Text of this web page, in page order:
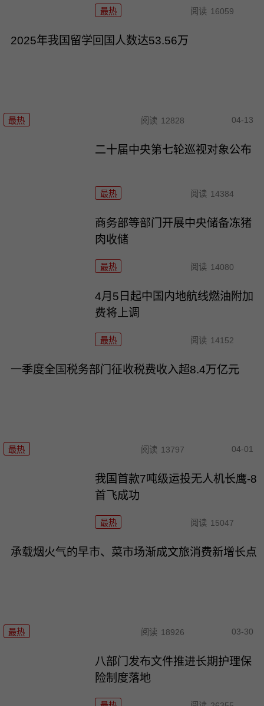
最热 阅读 16059
2025年我国留学回国人数达53.56万
最热 阅读 12828 04-13
二十届中央第七轮巡视对象公布
最热 阅读 14384
商务部等部门开展中央储备冻猪
肉收储
最热 阅读 14080
4月5日起中国内地航线燃油附加
费将上调
最热 阅读 14152
一季度全国税务部门征收税费收入超8.4万亿元
最热 阅读 13797 04-01
我国首款7吨级运投无人机长鹰-8
首飞成功
最热 阅读 15047
承载烟火气的早市、菜市场渐成文旅消费新增长点
最热 阅读 18926 03-30
八部门发布文件推进长期护理保
险制度落地